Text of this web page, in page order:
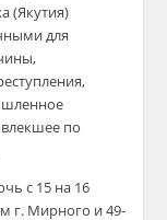
(Якутия)
для
по
с 15 на 16
г. Мирного и 49-